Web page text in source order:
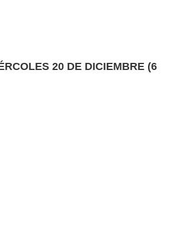
20 DE DICIEMBRE (6